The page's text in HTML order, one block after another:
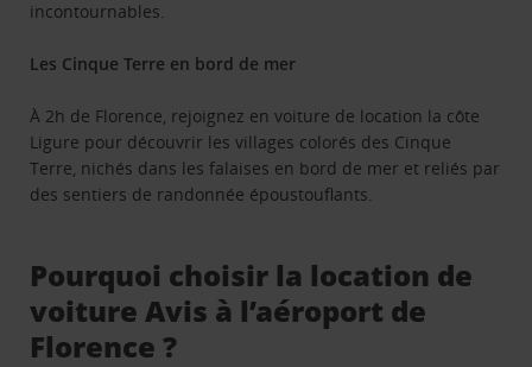
incontournables.
Les Cinque Terre en bord de mer
À 2h de Florence, rejoignez en voiture de location la côte
Ligure pour découvrir les villages colorés des Cinque
Terre, nichés dans les falaises en bord de mer et reliés par
des sentiers de randonnée époustouflants.
Pourquoi choisir la location de
voiture Avis à l’aéroport de
Florence ?